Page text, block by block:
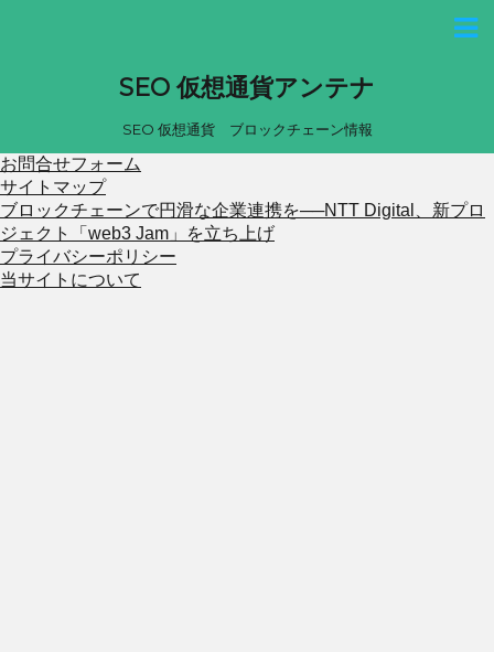
SEO 仮想通貨アンテナ
SEO 仮想通貨 ブロックチェーン情報
お問合せフォーム
サイトマップ
ブロックチェーンで円滑な企業連携を──NTT Digital、新プロ
ジェクト「web3 Jam」を立ち上げ
プライバシーポリシー
当サイトについて